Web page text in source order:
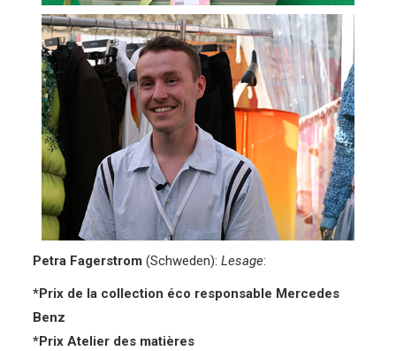
Petra Fagerstrom (Schweden):Lesage:
*Prix de la collection éco responsable Mercedes
Benz
*Prix Atelier des matières